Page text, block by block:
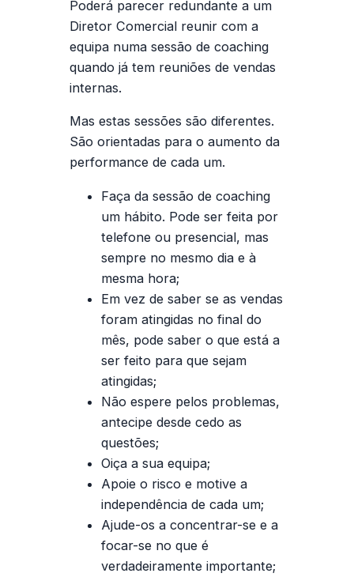
Poderá parecer redundante a um
Diretor Comercial reunir com a
equipa numa sessão de coaching
quando já tem reuniões de vendas
internas.
Mas estas sessões são diferentes.
São orientadas para o aumento da
performance de cada um.
Faça da sessão de coaching
um hábito. Pode ser feita por
telefone ou presencial, mas
sempre no mesmo dia e à
mesma hora;
Em vez de saber se as vendas
foram atingidas no final do
mês, pode saber o que está a
ser feito para que sejam
atingidas;
Não espere pelos problemas,
antecipe desde cedo as
questões;
Oiça a sua equipa;
Apoie o risco e motive a
independência de cada um;
Ajude-os a concentrar-se e a
focar-se no que é
verdadeiramente importante;